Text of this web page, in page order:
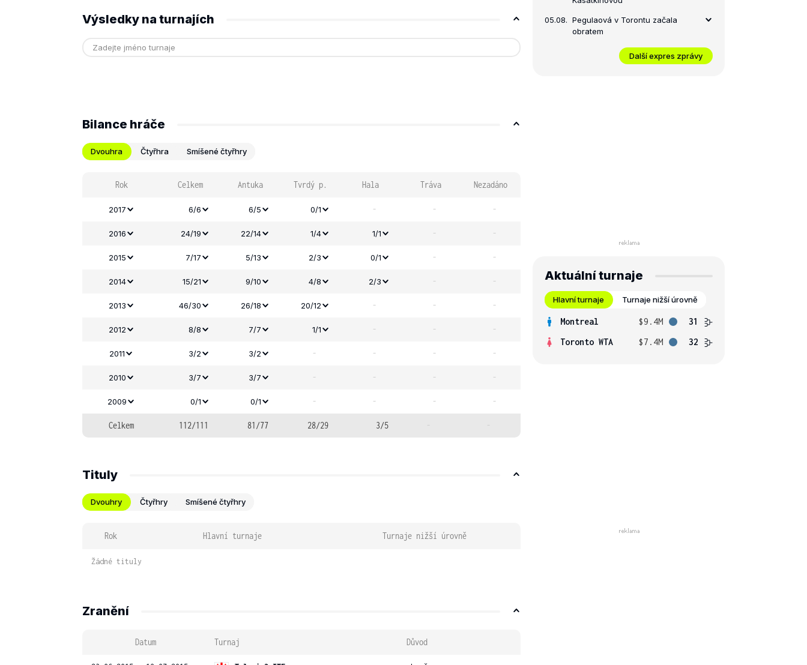
Výsledky na turnajích
Bilance hráče
Dvouhra Čtyřhra Smíšené čtyřhry
Rok Celkem Antuka Tvrdý p. Hala Tráva Nezadáno
2017 6/6 6/5 0/1 - - -
2016 24/19 22/14 1/4 1/1 - -
2015 7/17 5/13 2/3 0/1 - -
2014 15/21 9/10 4/8 2/3 - -
2013 46/30 26/18 20/12 - - -
2012 8/8 7/7 1/1 - - -
2011 3/2 3/2 - - - -
2010 3/7 3/7 - - - -
2009 0/1 0/1 - - - -
Celkem 112/111 81/77 28/29 3/5 - -
Tituly
Dvouhry Čtyřhry Smíšené čtyřhry
Rok Hlavní turnaje Turnaje nižší úrovně
Žádné tituly
Zranění
Datum Turnaj Důvod
05.08. Pegulaová v Torontu začala
obratem
Další expres zprávy
Aktuální turnaje
Hlavní turnaje Turnaje nižší úrovně
Montreal $9.4M
31
Toronto WTA
$7.4M 32